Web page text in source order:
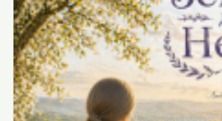
Від Землі до Неба